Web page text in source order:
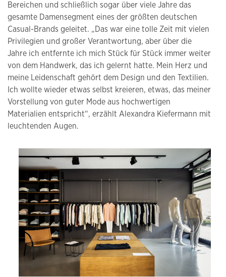
Bereichen und schließlich sogar über viele Jahre das
gesamte Damensegment eines der größten deutschen
Casual-Brands geleitet. „Das war eine tolle Zeit mit vielen
Privilegien und großer Verantwortung, aber über die
Jahre ich entfernte ich mich Stück für Stück immer weiter
von dem Handwerk, das ich gelernt hatte. Mein Herz und
meine Leidenschaft gehört dem Design und den Textilien.
Ich wollte wieder etwas selbst kreieren, etwas, das meiner
Vorstellung von guter Mode aus hochwertigen
Materialien entspricht“, erzählt Alexandra Kiefermann mit
leuchtenden Augen.